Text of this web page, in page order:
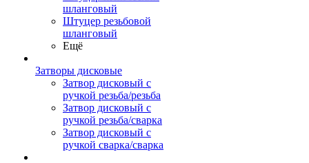
шланговый
Штуцер резьбовой
шланговый
Ещё
Затворы дисковые
Затвор дисковый с
ручкой резьба/резьба
Затвор дисковый с
ручкой резьба/сварка
Затвор дисковый с
ручкой сварка/сварка